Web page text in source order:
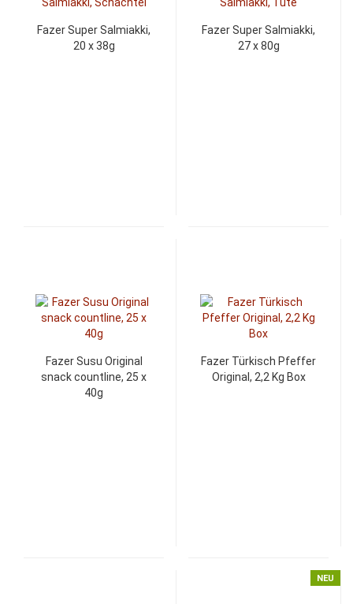
Fazer Super Salmiakki,
20 x 38g
Fazer Super Salmiakki,
27 x 80g
Fazer Susu Original
snack countline, 25 x
40g
Fazer Türkisch Pfeffer
Original, 2,2 Kg Box
NEU